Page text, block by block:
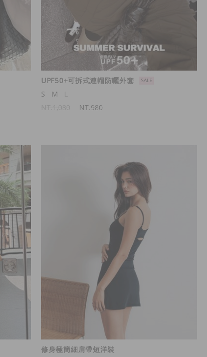
UPF50+可拆式連帽防曬外套
S
M
NT.980
修身極簡細肩帶短洋裝